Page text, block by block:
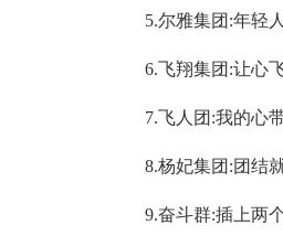
5.尔雅集团:年轻人
6.飞翔集团:让心飞
7.飞人团:我的心带
8.杨妃集团:团结就
9.奋斗群:插上两个